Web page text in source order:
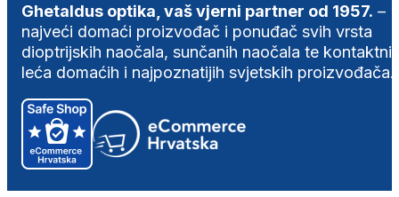
Ghetaldus optika, vaš vjerni partner od 1957. –
najveći domaći proizvođač i ponuđač svih vrsta
dioptrijskih naočala, sunčanih naočala te
leća domaćih i najpoznatijih svjetskih proizvođača.